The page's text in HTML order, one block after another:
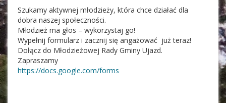
Szukamy aktywnej młodzieży, która chce działać dla
dobra naszej społeczności.
Młodzież ma głos – wykorzystaj go!
Wypełnij formularz i zacznij się angażować już teraz!
Dołącz do Młodzieżowej Rady Gminy Ujazd.
Zapraszamy
https://docs.google.com/forms